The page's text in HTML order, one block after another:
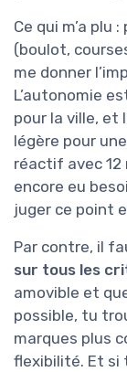
Ce qui m’a plu
(boulot,
me donner
L’autonomie
pour la ville,
légère pour
réactif avec 12
encore eu
juger ce point
Par contre, il
sur tous les
amovible et
possible, tu
marques plus
flexibilité. Et si